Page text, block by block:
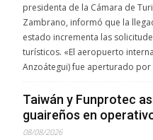
presidenta de la Cámara de
Zambrano, informó que la
estado incrementa las
turísticos. «El aeropuerto
Anzoátegui) fue aperturado
Taiwán y Funprotec
guaireños en
08/08/2026